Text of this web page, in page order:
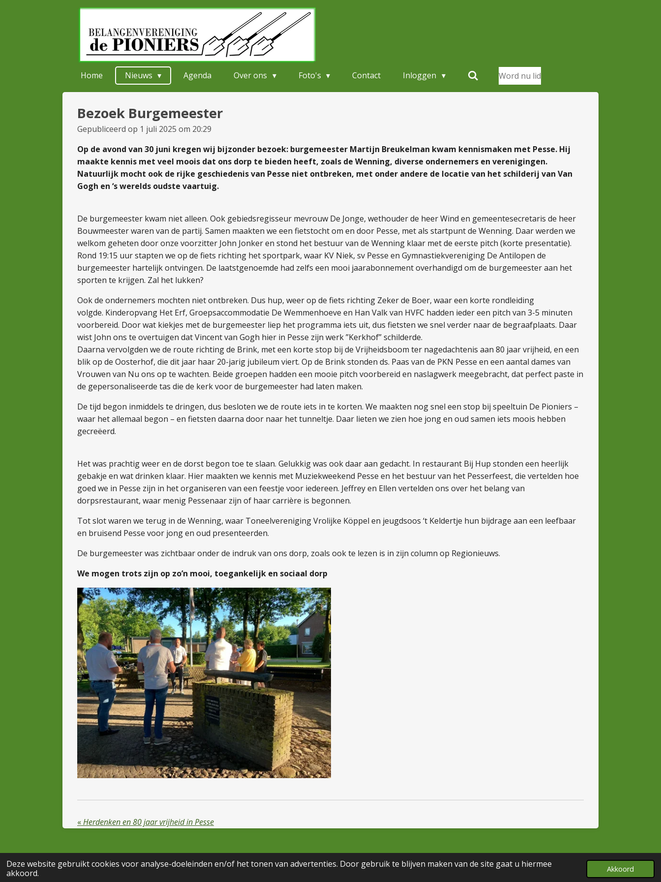
Deze website gebruikt cookies voor analyse-doeleinden en/of het tonen van advertenties. Door gebruik te blijven maken van de site gaat u hiermee
akkoord.
Akkoord
Home Nieuws Agenda Over ons Foto's Contact Inloggen Word nu lid
Bezoek Burgemeester
Gepubliceerd op 1 juli 2025 om 20:29
Op de avond van 30 juni kregen wij bijzonder bezoek: burgemeester Martijn Breukelman kwam kennismaken met Pesse. Hij
maakte kennis met veel moois dat ons dorp te bieden heeft, zoals de Wenning, diverse ondernemers en verenigingen.
Natuurlijk mocht ook de rijke geschiedenis van Pesse niet ontbreken, met onder andere de locatie van het schilderij van Van
Gogh en ‘s werelds oudste vaartuig.
De burgemeester kwam niet alleen. Ook gebiedsregisseur mevrouw De Jonge, wethouder de heer Wind en gemeentesecretaris de heer
Bouwmeester waren van de partij. Samen maakten we een fietstocht om en door Pesse, met als startpunt de Wenning. Daar werden we
welkom geheten door onze voorzitter John Jonker en stond het bestuur van de Wenning klaar met de eerste pitch (korte presentatie).
Rond 19:15 uur stapten we op de fiets richting het sportpark, waar KV Niek, sv Pesse en Gymnastiekvereniging De Antilopen de
burgemeester hartelijk ontvingen. De laatstgenoemde had zelfs een mooi jaarabonnement overhandigd om de burgemeester aan het
sporten te krijgen. Zal het lukken?
Ook de ondernemers mochten niet ontbreken. Dus hup, weer op de fiets richting Zeker de Boer, waar een korte rondleiding
volgde. Kinderopvang Het Erf, Groepsaccommodatie De Wemmenhoeve en Han Valk van HVFC hadden ieder een pitch van 3-5 minuten
voorbereid. Door wat kiekjes met de burgemeester liep het programma iets uit, dus fietsten we snel verder naar de begraafplaats. Daar
wist John ons te overtuigen dat Vincent van Gogh hier in Pesse zijn werk ”Kerkhof” schilderde.
Daarna vervolgden we de route richting de Brink, met een korte stop bij de Vrijheidsboom ter nagedachtenis aan 80 jaar vrijheid, en een
blik op de Oosterhof, die dit jaar haar 20-jarig jubileum viert. Op de Brink stonden ds. Paas van de PKN Pesse en een aantal dames van
Vrouwen van Nu ons op te wachten. Beide groepen hadden een mooie pitch voorbereid en naslagwerk meegebracht, dat perfect paste in
de gepersonaliseerde tas die de kerk voor de burgemeester had laten maken.
De tijd begon inmiddels te dringen, dus besloten we de route iets in te korten. We maakten nog snel een stop bij speeltuin De Pioniers –
waar het allemaal begon – en fietsten daarna door naar het tunneltje. Daar lieten we zien hoe jong en oud samen iets moois hebben
gecreëerd.
Het was prachtig weer en de dorst begon toe te slaan. Gelukkig was ook daar aan gedacht. In restaurant Bij Hup stonden een heerlijk
gebakje en wat drinken klaar. Hier maakten we kennis met Muziekweekend Pesse en het bestuur van het Pesserfeest, die vertelden hoe
goed we in Pesse zijn in het organiseren van een feestje voor iedereen. Jeffrey en Ellen vertelden ons over het belang van
dorpsrestaurant, waar menig Pessenaar zijn of haar carrière is begonnen.
Tot slot waren we terug in de Wenning, waar Toneelvereniging Vrolijke Köppel en jeugdsoos ‘t Keldertje hun bijdrage aan een leefbaar
en bruisend Pesse voor jong en oud presenteerden.
De burgemeester was zichtbaar onder de indruk van ons dorp, zoals ook te lezen is in zijn column op Regionieuws.
We mogen trots zijn op zo’n mooi, toegankelijk en sociaal dorp
«Herdenken en 80 jaar vrijheid in Pesse
© 2026 de Pioniers Powered by